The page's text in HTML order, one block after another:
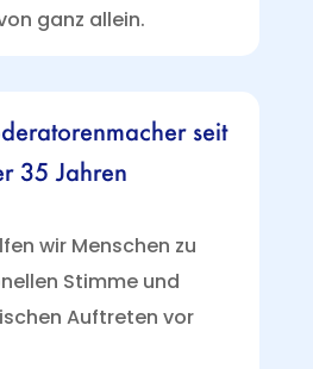
ganz allein.
seit
35 Jahren
wir Menschen zu
Stimme und
Auftreten vor